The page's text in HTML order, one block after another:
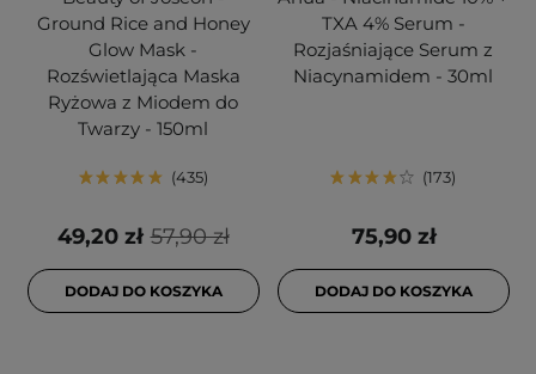
Ground Rice and Honey
Glow Mask -
Rozświetlająca Maska
Ryżowa z Miodem do
Twarzy - 150ml
435
57,90 zł
49,20 zł
DODAJ DO KOSZYKA
TXA 4% Serum -
Rozjaśniające Serum z
Niacynamidem - 30ml
173
75,90 zł
DODAJ DO KOSZYKA